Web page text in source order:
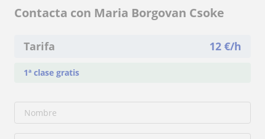
Contacta con Maria Borgovan Csoke
Tarifa 12 €/h
1ª clase gratis